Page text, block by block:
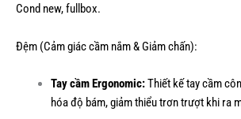
Cond new, fullbox.
Đệm (Cảm giác cầm nắm & Giảm chấn):
Tay cầm Ergonomic:Thiết kế tay cầm
hóa độ bám, giảm thiểu trơn trượt khi ra